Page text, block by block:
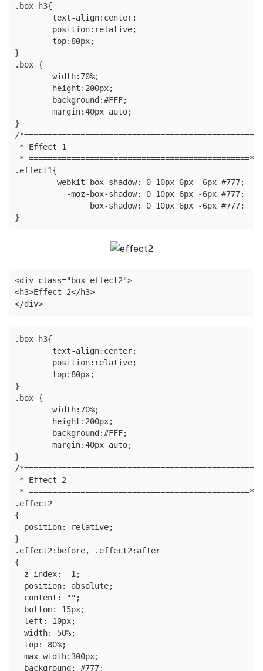
.box h3{
}
.box {
}
/*==================================================
* Effect 1
* ===============================================*/
.effect1{
}
<div class="box effect2">
<h3>Effect 2</h3>
</div>
.box h3{
}
.box {
}
/*==================================================
* Effect 2
* ===============================================*/
.effect2
{
  position: relative;
}
.effect2:before, .effect2:after
{
  z-index: -1;
  position: absolute;
  content: "";
  bottom: 15px;
  left: 10px;
  width: 50%;
  top: 80%;
  max-width:300px;
  background: #777;